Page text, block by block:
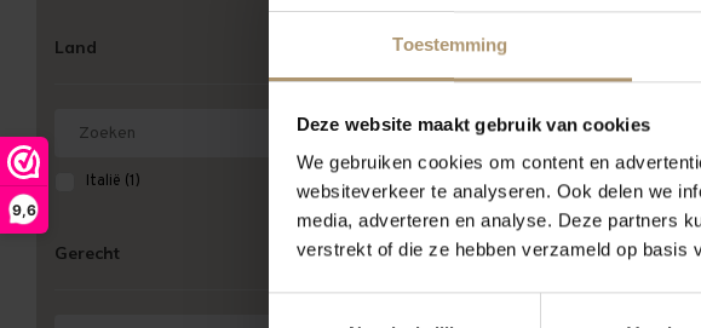
9,6
Toestemming
Deze website maakt gebruik van cookies
We gebruiken cookies om content en
websiteverkeer te analyseren. Ook delen we
media, adverteren en analyse. Deze partners
verstrekt of die ze hebben verzameld op basis
Land
Italië (1)
Gerecht
Epicuro Vermentino
€8,95